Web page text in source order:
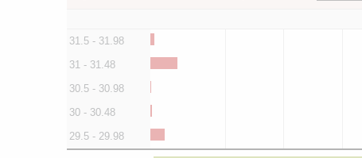
31.5 - 31.98
31 - 31.48
30.5 - 30.98
30 - 30.48
29.5 - 29.98